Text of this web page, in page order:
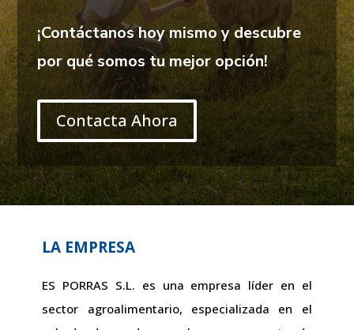
¡Contáctanos hoy mismo y descubre
por qué somos tu mejor opción!
Contacta Ahora
LA EMPRESA
ES PORRAS S.L. es una empresa líder en el
sector agroalimentario, especializada en el